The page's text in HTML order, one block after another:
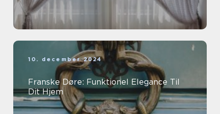
10. december 2024
Franske Døre: Funktionel Elegance Til
Dit Hjem